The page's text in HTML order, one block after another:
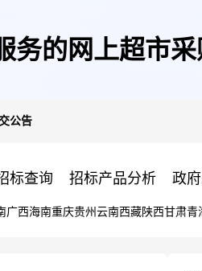
务的网上超市
公告
标查询 招标产品分析 政
广西海南重庆贵州 云南西藏陕西甘肃青